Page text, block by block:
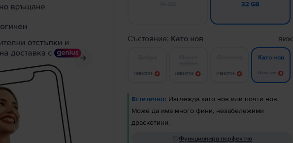
32 GB
Състояние: Като нов виж
Известие Известие Известие
Като нов
Известие
Естетично: Изглежда като нов или почти нов.
Може да има много фини, незабележими
драскотини.
Функционира перфектно